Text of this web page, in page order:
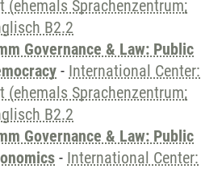
(ehemals Sprachenzentrum;
B2.2
Governance & Law: Public
- International Center:
(ehemals Sprachenzentrum;
B2.2
Governance & Law: Public
- International Center: